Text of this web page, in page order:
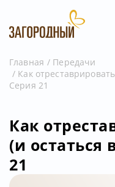
Главная
Передачи
Как
Серия 21
Как
(и остаться
21